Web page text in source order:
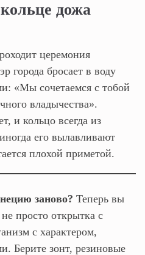
дожа
церемония
города бросает в воду
«Мы сочетаемся с тобой
владычества».
и кольцо всегда из
его вылавливают
плохой приметой.
заново? Теперь вы
просто открытка с
с характером,
Берите зонт, резиновые